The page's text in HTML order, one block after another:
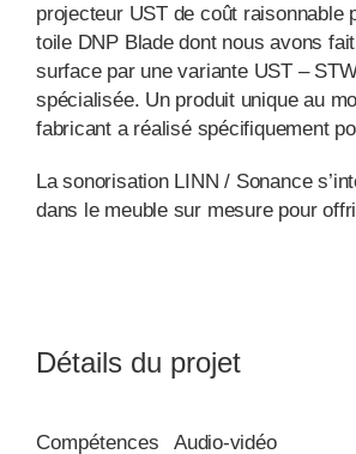
projecteur UST de coût raisonnable
toile DNP Bladedont nous avons
surface par une variante UST –
spécialisée. Un produit unique au
fabricant a réalisé spécifiquement
La sonorisation LINN / Sonance
dans le meuble sur mesure pour
Détails du projet
Compétences
Audio-vidéo